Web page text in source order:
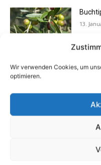
Wir verwenden Cookies, um
optimieren.
13.
Die Redaktion